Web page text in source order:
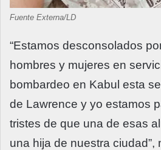
Fuente Externa/LD
“Estamos desconsolados
hombres y mujeres en
bombardeo en Kabul esta
de Lawrence y yo estamos
tristes de que una de esas
una hija de nuestra ciudad”,